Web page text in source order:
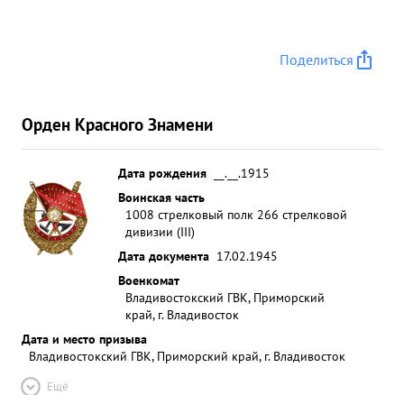
Поделиться
Орден Красного Знамени
Дата рождения
__.__.1915
Воинская часть
1008 стрелковый полк 266 стрелковой
дивизии (III)
Дата документа 17.02.1945
Военкомат
Владивостокский ГВК, Приморский
край, г. Владивосток
Дата и место призыва
Владивостокский ГВК, Приморский край, г. Владивосток
Ещё